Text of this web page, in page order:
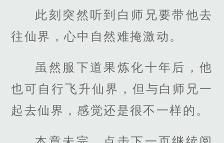
此刻突然听到白师兄要带他去
往仙界，心中自然难掩激动。
虽然服下道果炼化十年后，他
也可自行飞升仙界，但与白师兄一
起去仙界，感觉还是很不一样的。